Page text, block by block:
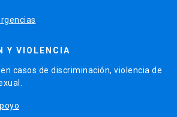
Y VIOLENCIA
casos de discriminación, violencia de